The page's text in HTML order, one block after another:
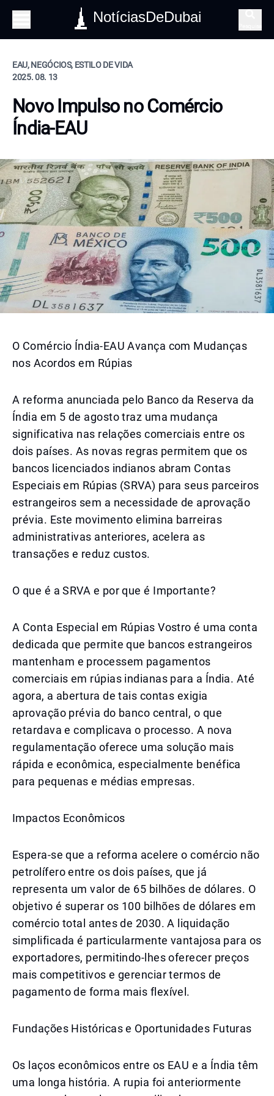
NotíciasDeDubai
EAU, NEGÓCIOS, ESTILO DE VIDA
2025. 08. 13
Novo Impulso no Comércio
Índia-EAU
O Comércio Índia-EAU Avança com Mudanças
nos Acordos em Rúpias
A reforma anunciada pelo Banco da Reserva da
Índia em 5 de agosto traz uma mudança
significativa nas relações comerciais entre os
dois países. As novas regras permitem que os
bancos licenciados indianos abram Contas
Especiais em Rúpias (SRVA) para seus parceiros
estrangeiros sem a necessidade de aprovação
prévia. Este movimento elimina barreiras
administrativas anteriores, acelera as
transações e reduz custos.
O que é a SRVA e por que é Importante?
A Conta Especial em Rúpias Vostro é uma conta
dedicada que permite que bancos estrangeiros
mantenham e processem pagamentos
comerciais em rúpias indianas para a Índia. Até
agora, a abertura de tais contas exigia
aprovação prévia do banco central, o que
retardava e complicava o processo. A nova
regulamentação oferece uma solução mais
rápida e econômica, especialmente benéfica
para pequenas e médias empresas.
Impactos Econômicos
Espera-se que a reforma acelere o comércio não
petrolífero entre os dois países, que já
representa um valor de 65 bilhões de dólares. O
objetivo é superar os 100 bilhões de dólares em
comércio total antes de 2030. A liquidação
simplificada é particularmente vantajosa para os
exportadores, permitindo-lhes oferecer preços
mais competitivos e gerenciar termos de
pagamento de forma mais flexível.
Fundações Históricas e Oportunidades Futuras
Os laços econômicos entre os EAU e a Índia têm
uma longa história. A rupia foi anteriormente